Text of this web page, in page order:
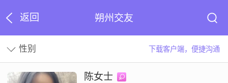
返回 朔州交友
性别 下载客户端，便捷沟通
陈女士